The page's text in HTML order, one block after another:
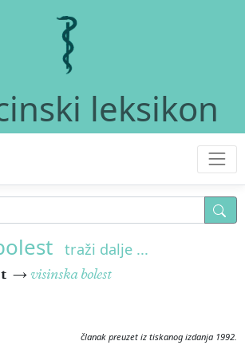
leksikon
traži dalje ...
→ visinska bolest
članak preuzet iz tiskanog izdanja 1992.